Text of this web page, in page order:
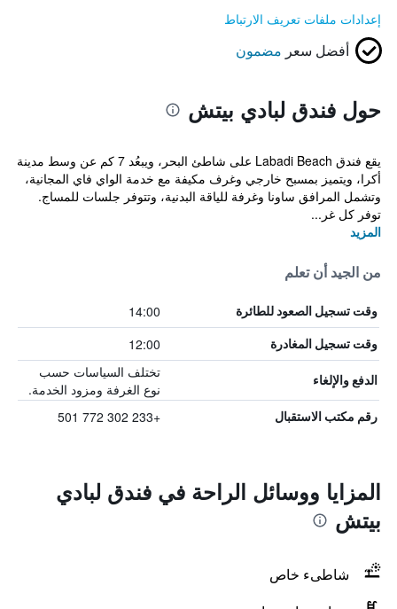
إعدادات ملفات تعريف الارتباط
أفضل سعر مضمون
حول فندق لبادي بيتش
يقع فندق Labadi Beach على شاطئ البحر، ويبعُد 7 كم عن وسط مدينة
أكرا، ويتميز بمسبح خارجي وغرف مكيفة مع خدمة الواي فاي المجانية،
وتشمل المرافق ساونا وغرفة للياقة البدنية، وتتوفر جلسات للمساج.
توفر كل غر...
المزيد
من الجيد أن تعلم
وقت تسجيل الصعود للطائرة 14:00
وقت تسجيل المغادرة 12:00
الدفع والإلغاء
تختلف السياسات حسب
نوع الغرفة ومزود الخدمة.
رقم مكتب الاستقبال +233 302 772 501
المزايا ووسائل الراحة في فندق لبادي
بيتش
شاطىء خاص